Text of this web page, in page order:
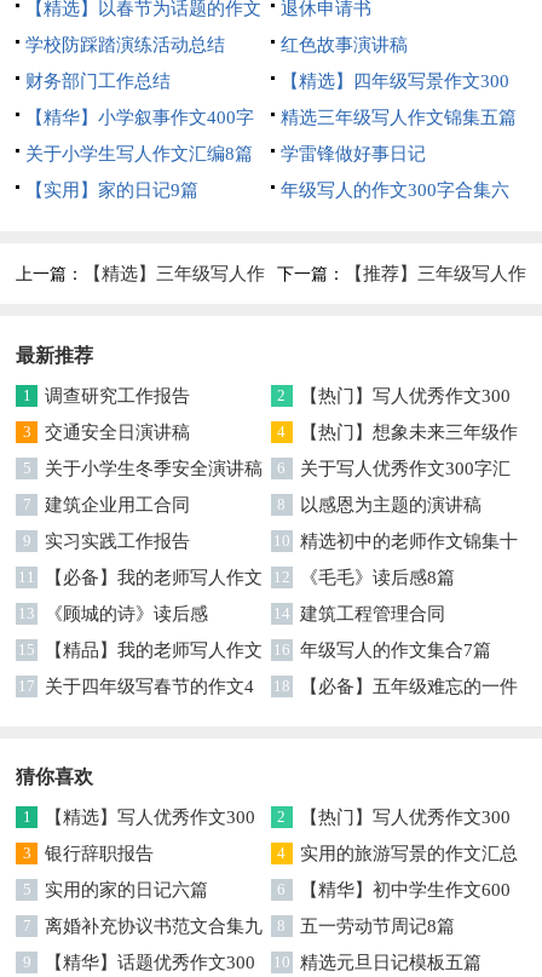
【精选】以春节为话题的作文
锦集8篇
退休申请书
学校防踩踏演练活动总结
红色故事演讲稿
财务部门工作总结
【精选】四年级写景作文300
字集合五篇
【精华】小学叙事作文400字
集锦九篇
精选三年级写人作文锦集五篇
关于小学生写人作文汇编8篇
学雷锋做好事日记
【实用】家的日记9篇
年级写人的作文300字合集六
上一篇： 【精选】三年级写人作 下一篇： 【推荐】三年级写人作
最新推荐
1 调查研究工作报告 2
【热门】写人优秀作文300
字集合7篇
3 交通安全日演讲稿 4
【热门】想象未来三年级作
文汇编7篇
5 关于小学生冬季安全演讲稿 6
关于写人优秀作文300字汇
编六篇
7 建筑企业用工合同 8 以感恩为主题的演讲稿
9 实习实践工作报告 10 精选初中的老师作文锦集十
篇
11
【必备】我的老师写人作文
集合八篇
12 《毛毛》读后感8篇
13 《顾城的诗》读后感 14 建筑工程管理合同
15
【精品】我的老师写人作文
集合5篇
16 年级写人的作文集合7篇
17
关于四年级写春节的作文4
18
【必备】五年级难忘的一件
猜你喜欢
1
【精选】写人优秀作文300
字集锦八篇
2
【热门】写人优秀作文300
字汇总8篇
3 银行辞职报告 4
实用的旅游写景的作文汇总
九篇
5 实用的家的日记六篇 6
【精华】初中学生作文600
字集合十篇
7
离婚补充协议书范文合集九
篇
8 五一劳动节周记8篇
9 【精华】话题优秀作文300 10 精选元旦日记模板五篇